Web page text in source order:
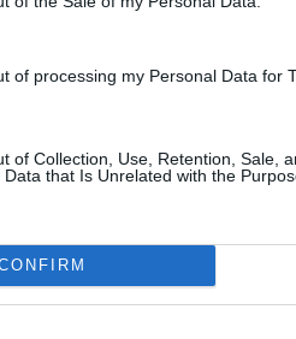
of processing my Personal Data for
of Collection, Use, Retention, Sale,
that Is Unrelated with the